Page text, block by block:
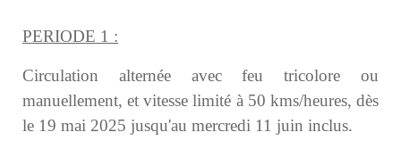
PERIODE 1 :
Circulation alternée avec feu tricolore ou
manuellement, et vitesse limité à 50 kms/heures, dès
le 19 mai 2025 jusqu'au mercredi 11 juin inclus.